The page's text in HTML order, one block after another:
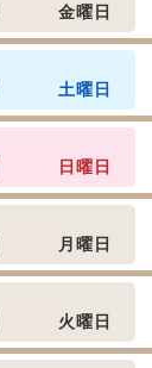
金曜日
土曜日
日曜日
月曜日
火曜日